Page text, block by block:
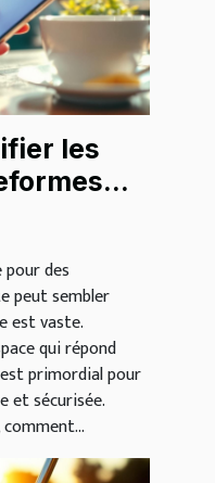
les
des
peut sembler
est vaste.
qui répond
primordial pour
et sécurisée.